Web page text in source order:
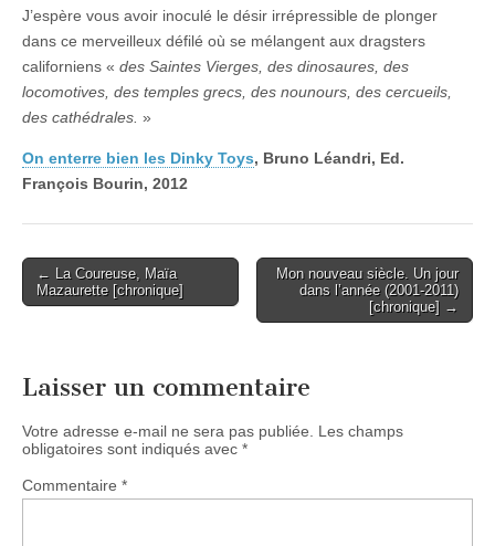
J’espère vous avoir inoculé le désir irrépressible de plonger
dans ce merveilleux défilé où se mélangent aux dragsters
californiens « des Saintes Vierges, des dinosaures, des
locomotives, des temples grecs, des nounours, des cercueils,
des cathédrales. »
On enterre bien les Dinky Toys, Bruno Léandri, Ed.
François Bourin, 2012
Post
navigation
← La Coureuse, Maïa
Mazaurette [chronique]
Mon nouveau siècle. Un jour
dans l’année (2001-2011)
[chronique] →
Laisser un commentaire
Votre adresse e-mail ne sera pas publiée.
Les champs
obligatoires sont indiqués avec *
Commentaire *